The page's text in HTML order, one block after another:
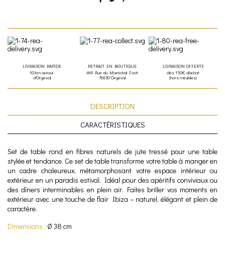
LIVRAISON RAPIDE
10 km autour
d'Orgeval
RETRAIT EN BOUTIQUE
469 Rue du Maréchal Foch
78630 Orgeval
LIVRAISON OFFERTE
dès 150€ d'achat
(hors meubles)
DESCRIPTION
CARACTÉRISTIQUES
Set de table rond en fibres naturels de jute tressé pour une table
stylée et tendance. Ce set de table transforme votre table à manger en
un cadre chaleureux, métamorphosant votre espace intérieur ou
extérieur en un paradis estival. Idéal pour des apéritifs conviviaux ou
des dîners interminables en plein air. Faites briller vos moments en
extérieur avec une touche de flair Ibiza – naturel, élégant et plein de
caractère.
Dimensions : Ø 38 cm